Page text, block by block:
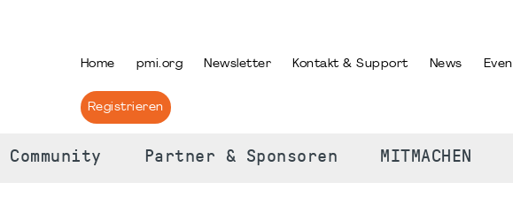
Home pmi.org Newsletter Kontakt & Support News
Registrieren
Community Partner & Sponsoren MITMACHEN